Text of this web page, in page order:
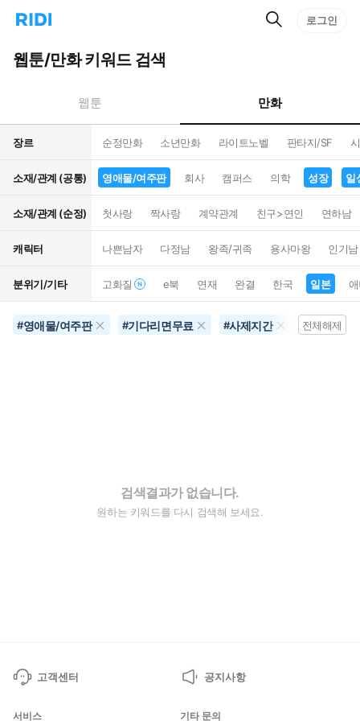
리
홈
으
턴
트
검
로그인
웹툰/만화 키워드 검색
웹툰 만화
장르 순정만화 소년만화 라이트노벨 판타지/SF
소재/관계 (공통) 영애물/여주판 회사 캠퍼스 의학 성장 일
소재/관계 (순정) 첫사랑 짝사랑 계약관계 친구>연인 연하남
캐릭터 나쁜남자 다정남 왕족/귀족 용사마왕 인기남
분위기/기타 고화질 e북 연재 완결 한국 일본
#영애물/여주판 #기다리면무료 #사제지간 #일상
전체해제
검색결과가 없습니다.
원하는 키워드를 다시 검색해 보세요.
고객센터 공지사항
서비스 기타 문의